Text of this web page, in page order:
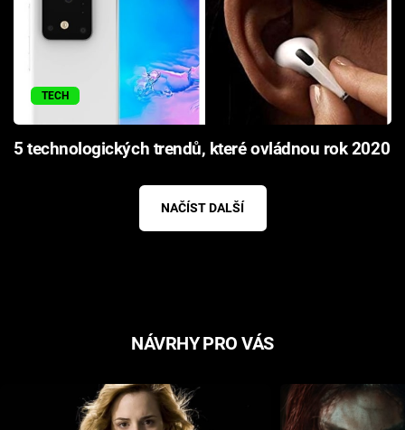
TECH
5 technologických trendů, které ovládnou rok 2020
NAČÍST DALŠÍ
NÁVRHY PRO VÁS